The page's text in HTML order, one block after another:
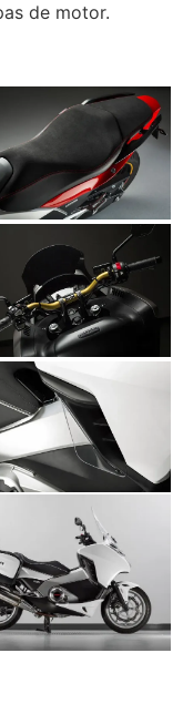
de motor.